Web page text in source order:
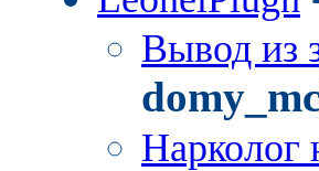
Вывод из
Нарколог